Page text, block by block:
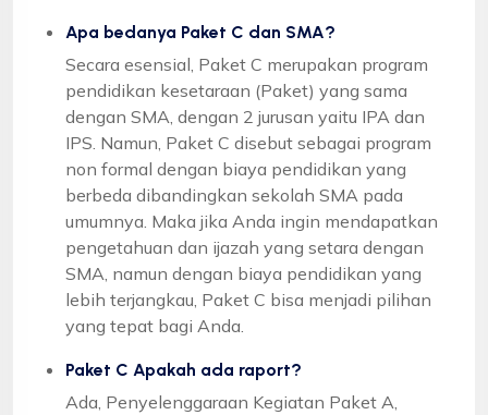
Apa bedanya Paket C dan SMA?
Secara esensial, Paket C merupakan program
pendidikan kesetaraan (Paket) yang sama
dengan SMA, dengan 2 jurusan yaitu IPA dan
IPS. Namun, Paket C disebut sebagai program
non formal dengan biaya pendidikan yang
berbeda dibandingkan sekolah SMA pada
umumnya. Maka jika Anda ingin mendapatkan
pengetahuan dan ijazah yang setara dengan
SMA, namun dengan biaya pendidikan yang
lebih terjangkau, Paket C bisa menjadi pilihan
yang tepat bagi Anda.
Paket C Apakah ada raport?
Ada, Penyelenggaraan Kegiatan Paket A,